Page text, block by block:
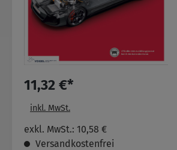
11,32 €*
inkl. MwSt.
exkl. MwSt.: 10,58 €
Versandkostenfrei